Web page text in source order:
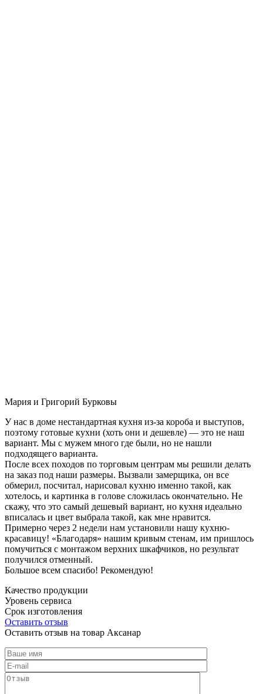
Мария и Григорий Бурковы
У нас в доме нестандартная кухня из-за короба и выступов,
поэтому готовые кухни (хоть они и дешевле) — это не наш
вариант. Мы с мужем много где были, но не нашли
подходящего варианта.
После всех походов по торговым центрам мы решили делать
на заказ под наши размеры. Вызвали замерщика, он все
обмерил, посчитал, нарисовал кухню именно такой, как
хотелось, и картинка в голове сложилась окончательно. Не
скажу, что это самый дешевый вариант, но кухня идеально
вписалась и цвет выбрала такой, как мне нравится.
Примерно через 2 недели нам установили нашу кухню-
красавицу! «Благодаря» нашим кривым стенам, им пришлось
помучиться с монтажом верхних шкафчиков, но результат
получился отменный.
Большое всем спасибо! Рекомендую!
Качество продукции
Уровень сервиса
Срок изготовления
Оставить отзыв
Оставить отзыв на товар Аксанар